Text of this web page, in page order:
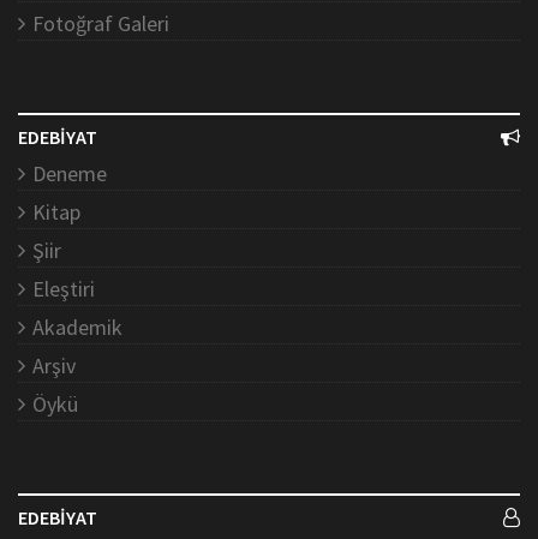
Fotoğraf Galeri
EDEBİYAT
Deneme
Kitap
Şiir
Eleştiri
Akademik
Arşiv
Öykü
EDEBİYAT